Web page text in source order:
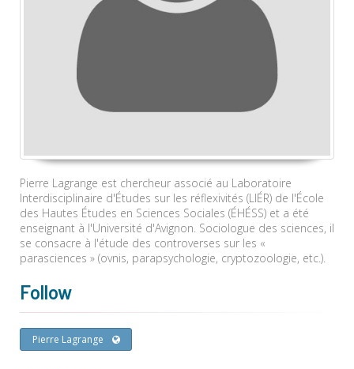
Pierre Lagrange est chercheur associé au Laboratoire
Interdisciplinaire d'Études sur les réflexivités (LIÉR) de l'École
des Hautes Études en Sciences Sociales (ÉHÉSS) et a été
enseignant à l'Université d'Avignon. Sociologue des sciences, il
se consacre à l'étude des controverses sur les «
parasciences » (ovnis, parapsychologie, cryptozoologie, etc.).
Follow
Pierre Lagrange